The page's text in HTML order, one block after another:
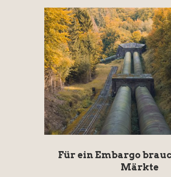
Für ein Embargo
Märkte